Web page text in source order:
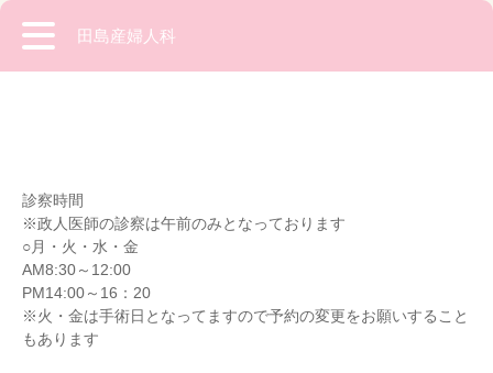
田島産婦人科
診察時間
※政人医師の診察は午前のみとなっております
○月・火・水・金
AM8:30～12:00
PM14:00～16：20
※火・金は手術日となってますので予約の変更をお願いすること
もあります